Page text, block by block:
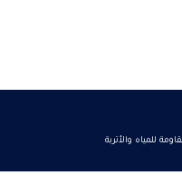
للمياه والأتربة